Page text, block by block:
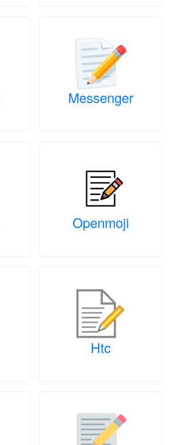
Messenger
Openmoji
Htc